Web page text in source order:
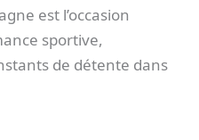
est l’occasion
sportive,
de détente dans